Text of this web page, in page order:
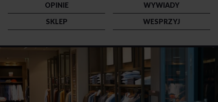
OPINIE
WYWIADY
SKLEP
WESPRZYJ